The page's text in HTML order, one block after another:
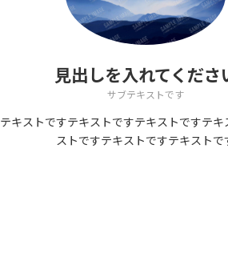
見出しを入れてくださ
サブテキストです
テキストですテキストですテキストですテキ
ストですテキストですテキストで